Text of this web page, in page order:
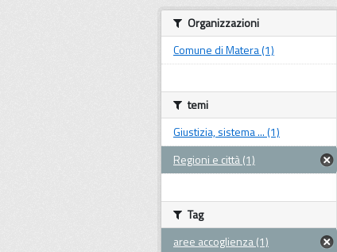
Organizzazioni
Comune di Matera (1)
temi
Giustizia, sistema ... (1)
Regioni e città (1)
Tag
aree accoglienza (1)